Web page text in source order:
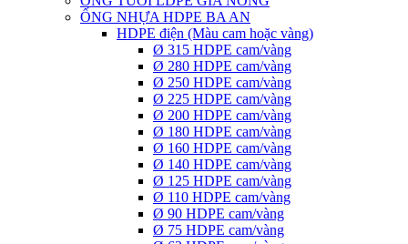
ỐNG NHỰA HDPE BA AN
HDPE điện (Màu cam hoặc vàng)
Ø 315 HDPE cam/vàng
Ø 280 HDPE cam/vàng
Ø 250 HDPE cam/vàng
Ø 225 HDPE cam/vàng
Ø 200 HDPE cam/vàng
Ø 180 HDPE cam/vàng
Ø 160 HDPE cam/vàng
Ø 140 HDPE cam/vàng
Ø 125 HDPE cam/vàng
Ø 110 HDPE cam/vàng
Ø 90 HDPE cam/vàng
Ø 75 HDPE cam/vàng